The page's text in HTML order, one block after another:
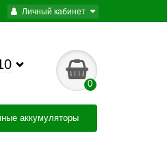
Личный кабинет
0
аккумуляторы